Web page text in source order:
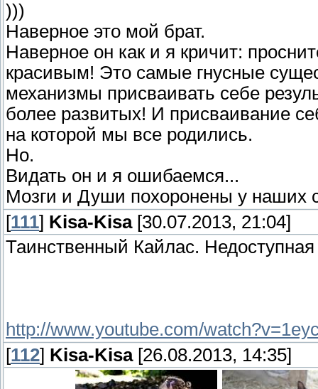
)))
Наверное это мой брат.
Наверное он как и я кричит:
красивым! Это самые гнусные
механизмы присваивать себе
более развитых! И присваивание
на которой мы все родились.
Но.
Видать он и я ошибаемся...
Мозги и Души похоронены у наших
[111] Kisa-Kisa[30.07.2013, 21:04]
Таинственный Кайлас.
http://www.youtube.com/
[112] Kisa-Kisa[26.08.2013, 14:35]